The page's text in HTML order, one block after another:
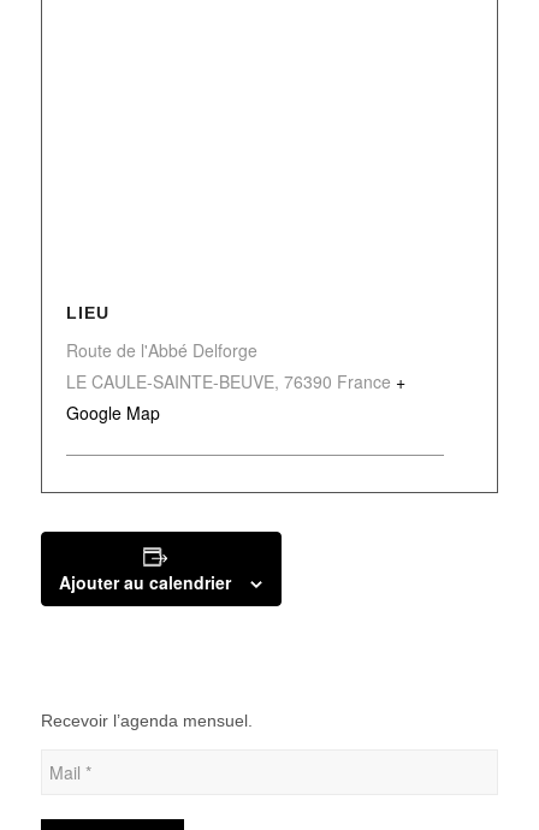
LIEU
Route de l'Abbé Delforge
LE CAULE-SAINTE-BEUVE, 76390 France +
Google Map
Ajouter au calendrier
Recevoir l’agenda mensuel.